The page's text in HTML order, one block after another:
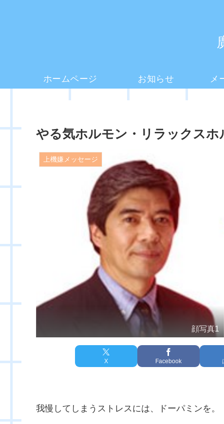
ホームページ お知らせ メ
やる気ホルモン・リラックスホ
上機嫌メッセージ
顔写真1
X Facebook
我慢してしまうストレスには、ドーパミンを。